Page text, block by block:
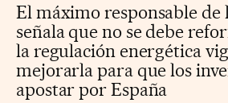
El máximo responsable de
señala que no se debe
la regulación energética
mejorarla para que los
apostar por España